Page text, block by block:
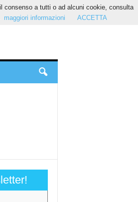
consenso a tutti o ad alcuni cookie, consulta
maggiori informazioni ACCETTA